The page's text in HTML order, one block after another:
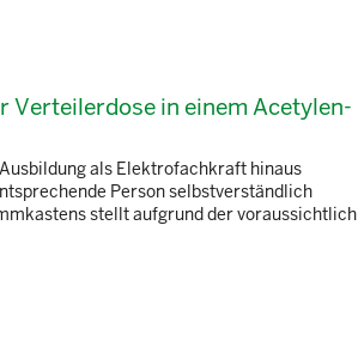
in einem Acetylen-
als Elektrofachkraft hinaus
Person selbstverständlich
stellt aufgrund der voraussichtlich